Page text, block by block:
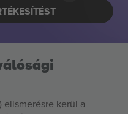
elismerésre kerül a